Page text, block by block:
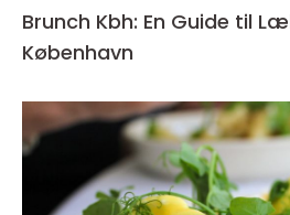
Brunch Kbh: En Guide til
København